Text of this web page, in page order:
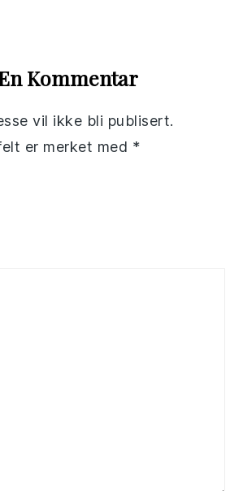
Kommentar
vil ikke bli publisert.
er merket med *